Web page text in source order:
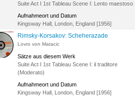
Suite Act I 1st Tableau Scene I: Lento maestoso
Aufnahmeort und Datum
Kingsway Hall, London, England [1956]
Rimsky-Korsakov: Scheherazade
Lovro von Matacic
Sätze aus diesem Werk
Suite Act I 1st Tableau Scene I: il traditore
(Moderato)
Aufnahmeort und Datum
Kingsway Hall, London, England [1956]